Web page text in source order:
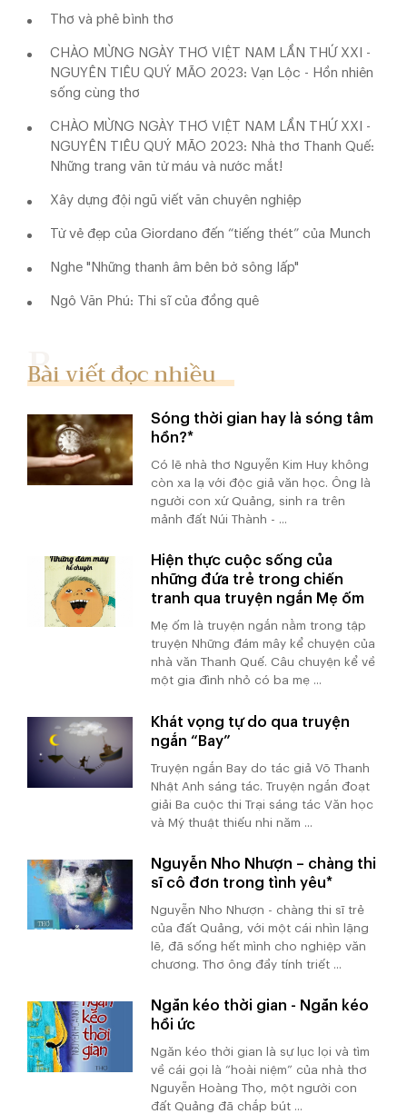
Thơ và phê bình thơ
CHÀO MỪNG NGÀY THƠ VIỆT NAM LẦN THỨ XXI -
NGUYÊN TIÊU QUÝ MÃO 2023: Vạn Lộc - Hồn nhiên
sống cùng thơ
CHÀO MỪNG NGÀY THƠ VIỆT NAM LẦN THỨ XXI -
NGUYÊN TIÊU QUÝ MÃO 2023: Nhà thơ Thanh Quế:
Những trang văn từ máu và nước mắt!
Xây dựng đội ngũ viết văn chuyên nghiệp
Từ vẻ đẹp của Giordano đến “tiếng thét” của Munch
Nghe "Những thanh âm bên bờ sông lấp"
Ngô Văn Phú: Thi sĩ của đồng quê
Bài viết đọc nhiều
Sóng thời gian hay là sóng tâm
hồn?*
Có lẽ nhà thơ Nguyễn Kim Huy không
còn xa lạ với độc giả văn học. Ông là
người con xứ Quảng, sinh ra trên
mảnh đất Núi Thành - ...
Hiện thực cuộc sống của
những đứa trẻ trong chiến
tranh qua truyện ngắn Mẹ ốm
Mẹ ốm là truyện ngắn nằm trong tập
truyện Những đám mây kể chuyện của
nhà văn Thanh Quế. Câu chuyện kể về
một gia đình nhỏ có ba mẹ ...
Khát vọng tự do qua truyện
ngắn “Bay”
Truyện ngắn Bay do tác giả Võ Thanh
Nhật Anh sáng tác. Truyện ngắn đoạt
giải Ba cuộc thi Trại sáng tác Văn học
và Mỹ thuật thiếu nhi năm ...
Nguyễn Nho Nhượn – chàng thi
sĩ cô đơn trong tình yêu*
Nguyễn Nho Nhượn - chàng thi sĩ trẻ
của đất Quảng, với một cái nhìn lặng
lẽ, đã sống hết mình cho nghiệp văn
chương. Thơ ông đầy tính triết ...
Ngăn kéo thời gian - Ngăn kéo
hồi ức
Ngăn kéo thời gian là sự lục lọi và tìm
về cái gọi là “hoài niệm” của nhà thơ
Nguyễn Hoàng Thọ, một người con
đất Quảng đã chắp bút ...